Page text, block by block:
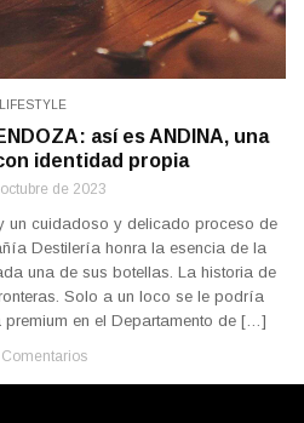
LIFESTYLE
así es ANDINA, una
identidad propia
de 2023
un cuidadoso y delicado proceso de
Destilería honra la esencia de la
una de sus botellas. La historia de
Solo a un loco se le podría
en el Departamento de […]
Comentarios